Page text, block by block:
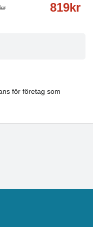
819kr
för företag som